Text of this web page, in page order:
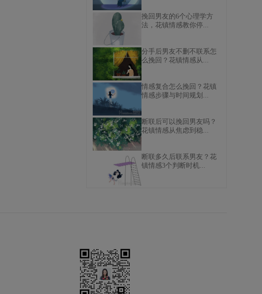
挽回男友的6个心理学方
法，花镇情感教你停...
分手后男友不删不联系怎
么挽回？花镇情感从...
情感复合怎么挽回？花镇
情感步骤与时间规划...
断联后可以挽回男友吗？
花镇情感从焦虑到稳...
断联多久后联系男友？花
镇情感3个判断时机...